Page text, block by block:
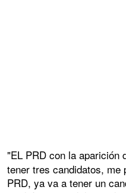
"EL PRD con la aparición
tener tres candidatos, me
PRD, ya va a tener un